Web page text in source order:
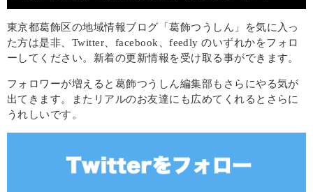
東京都葛飾区の地域情報ブログ「葛飾つうしん」を気に入っ
た方は是非、Twitter、facebook、feedly のいずれかをフォロ
ーしてください。新着の更新情報を受け取る事ができます。
フォロワーが増えると葛飾つうしん編集部もさらにやる気が
出てきます。またリアルのお友達にも広めてくれるとさらに
うれしいです。